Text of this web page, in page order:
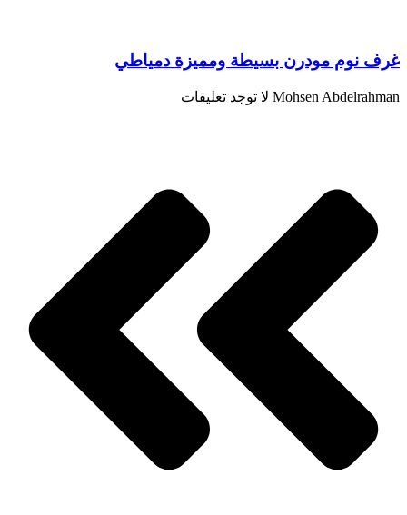
غرف نوم مودرن بسيطة ومميزة دمياطي
Mohsen Abdelrahman لا توجد تعليقات